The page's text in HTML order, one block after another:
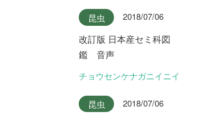
久島～
コース一覧 使い方ガイド